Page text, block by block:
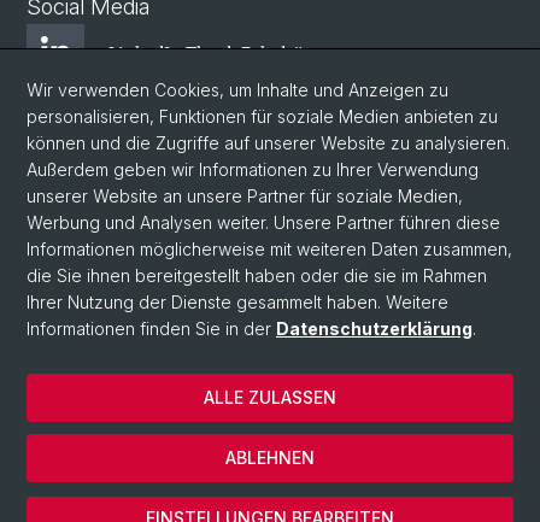
Social Media
LinkedIn Theol. Fakultät
Instagram Theol. Fakultät
Zentr. Jüd. Studien
ZRWP
© Universität Basel
Datenschutzerklärung
Wir verwenden Cookies, um Inhalte und Anzeigen zu
personalisieren, Funktionen für soziale Medien anbieten zu
können und die Zugriffe auf unserer Website zu analysieren.
Außerdem geben wir Informationen zu Ihrer Verwendung
unserer Website an unsere Partner für soziale Medien,
Werbung und Analysen weiter. Unsere Partner führen diese
Informationen möglicherweise mit weiteren Daten zusammen,
die Sie ihnen bereitgestellt haben oder die sie im Rahmen
Ihrer Nutzung der Dienste gesammelt haben. Weitere
Informationen finden Sie in der Datenschutzerklärung.
EINSTELLUNGEN BEARBEITEN
ABLEHNEN
ALLE ZULASSEN